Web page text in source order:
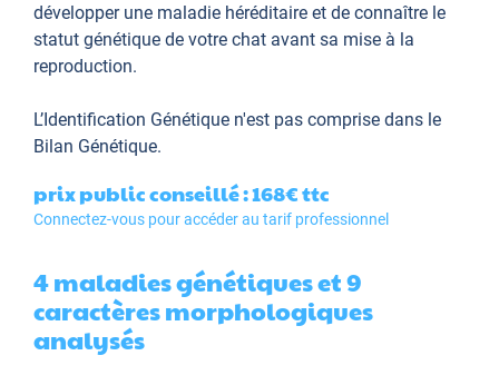
développer une maladie héréditaire et de connaître le
statut génétique de votre chat avant sa mise à la
reproduction.
L’Identification Génétique n'est pas comprise dans le
Bilan Génétique.
prix public conseillé : 168€ttc
Connectez-vous pour accéder au tarif professionnel
4 maladies génétiques et 9
caractères morphologiques
analysés